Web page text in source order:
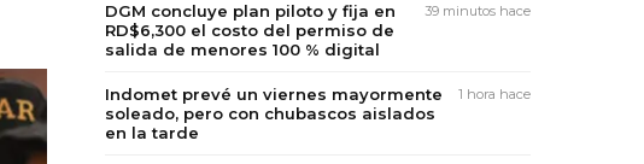
DGM concluye plan piloto y fija en
RD$6,300 el costo del permiso de
salida de menores 100 % digital
39 minutos hace
Indomet prevé un viernes mayormente
soleado, pero con chubascos aislados
en la tarde
1 hora hace